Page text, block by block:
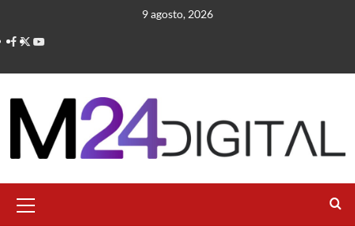
contenido
9 agosto, 2026
primario